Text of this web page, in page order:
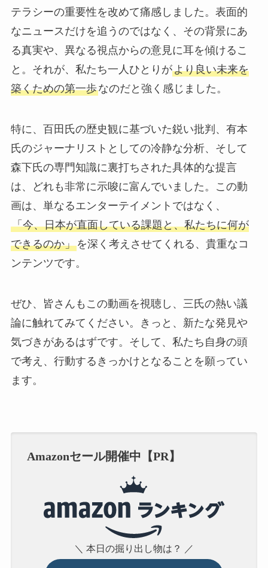
テラシーの重要性を改めて痛感しました。表面的
なニュースだけを追うのではなく、その背景にあ
る真実や、異なる視点からの意見に耳を傾けるこ
と。それが、私たち一人ひとりがより良い未来を
築くための第一歩なのだと強く感じました。
特に、百田氏の歴史観に基づいた鋭い批判、有本
氏のジャーナリストとしての冷静な分析、そして
森下氏の専門知識に裏打ちされた具体的な提言
は、どれも非常に示唆に富んでいました。この動
画は、単なるエンターテイメントではなく、
「今、日本が直面している課題と、私たちに何が
できるのか」を深く考えさせてくれる、貴重なコ
ンテンツです。
ぜひ、皆さんもこの動画を視聴し、三氏の熱い議
論に触れてみてください。きっと、新たな発見や
気づきがあるはずです。そして、私たち自身の頭
で考え、行動するきっかけとなることを願ってい
ます。
Amazonセール開催中【PR】
＼ 本日の掘り出し物は？ ／